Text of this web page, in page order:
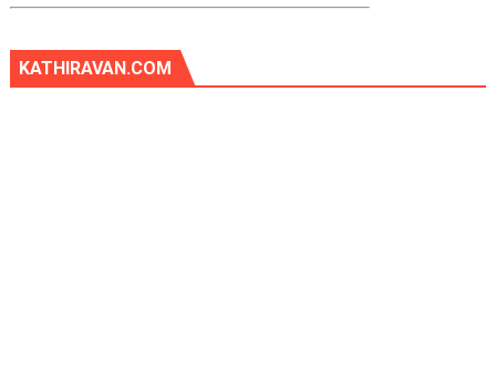
KATHIRAVAN.COM